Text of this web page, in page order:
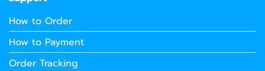
How to Order
How to Payment
Order Tracking